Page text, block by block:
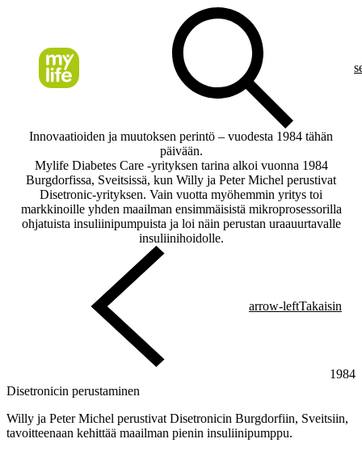
Innovaatioiden ja muutoksen perintö – vuodesta 1984 tähän
päivään.
Mylife Diabetes Care -yrityksen tarina alkoi vuonna 1984
Burgdorfissa, Sveitsissä, kun Willy ja Peter Michel perustivat
Disetronic-yrityksen. Vain vuotta myöhemmin yritys toi
markkinoille yhden maailman ensimmäisistä mikroprosessorilla
ohjatuista insuliinipumpuista ja loi näin perustan uraauurtavalle
insuliinihoidolle.
arrow-leftTakaisin
1984
Disetronicin perustaminen
Willy ja Peter Michel perustivat Disetronicin Burgdorfiin, Sveitsiin,
tavoitteenaan kehittää maailman pienin insuliinipumppu.